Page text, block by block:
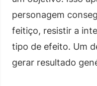
personagem
feitiço, resistir a
tipo de efeito. Um
gerar resultado